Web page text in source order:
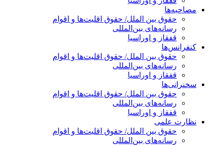
مصاحبه‌ها
حقوق بین الملل/ حقوق اقلیت‌ها و اقوام
رسانه‌های بین‌المللی
قفقاز و اوراسیا
کنفرانس‌ها
حقوق بین الملل/ حقوق اقلیت‌ها و اقوام
رسانه‌های بین‌المللی
قفقاز و اوراسیا
سخنرانی‌ها
حقوق بین الملل/ حقوق اقلیت‌ها و اقوام
رسانه‌های بین‌المللی
قفقاز و اوراسیا
نظارت علمی
حقوق بین الملل/ حقوق اقلیت‌ها و اقوام
رسانه‌های بین‌المللی